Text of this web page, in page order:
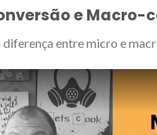
e Macro-
diferença entre micro e